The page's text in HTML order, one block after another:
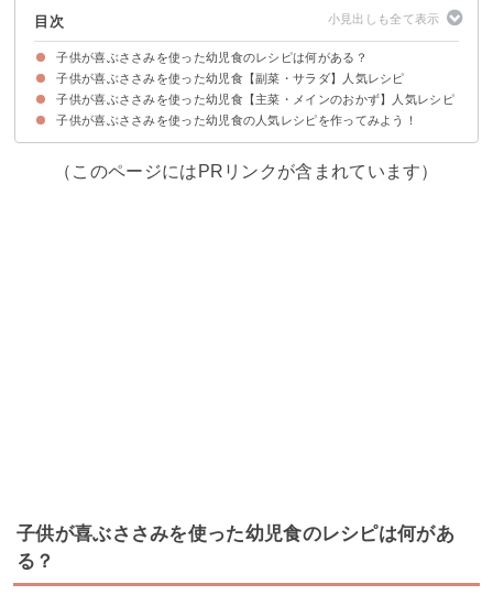
目次
子供が喜ぶささみを使った幼児食のレシピは何がある？
子供が喜ぶささみを使った幼児食【副菜・サラダ】人気レシピ
①キャベツとささみのごま和え
②ささみときゅうりの中華サラダ
③彩り鮮やかコーンとささみの中華炒め
④しっとり柔らかいささみの棒棒鶏
⑤ささみとスナップエンドウのごま和え
⑥具沢山おからの煮物
⑦ささみとピーマンの醤油マヨネーズ炒め
子供が喜ぶささみを使った幼児食【主菜・メインのおかず】人気レシピ
①かつお香るささみのバター醤油ソテー
②カレー風味のささみせんべい
③にんにく香るささみのゴマ焼き
④エビチリ風ささみ炒め
⑤子供も食べやすいささみの大葉チーズつくね
⑥弁当の定番ささみの唐揚げ
⑦揚げないささみチーズフライ
⑧しっとり柔らかいささみチーズカツ
⑨2歳も喜ぶささみの唐揚げ
⑩弁当向きなはんぺんのささみナゲット
⑪野菜たっぷりささみチーズナゲット
⑫ささみのチーズピカタ
⑬ささみのカレー風味ピカタ
⑭手づかみで食べやすいささみのコーンフレーク揚げ
⑮ささみの焼き鳥風照り焼き
子供が喜ぶささみを使った幼児食の人気レシピを作ってみよう！
（このページにはPRリンクが含まれています）
子供が喜ぶささみを使った幼児食のレシピは何があ
る？